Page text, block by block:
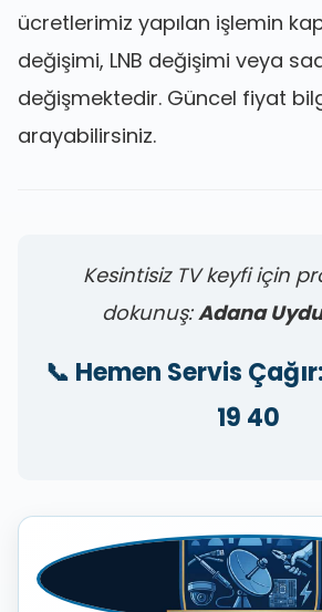
ücretlerimiz yapılan işlemin
değişimi, LNB değişimi veya
değişmektedir. Güncel fiyat
arayabilirsiniz.
Kesintisiz TV keyfi için
dokunuş:Adana
📞 Hemen Servis
19 40